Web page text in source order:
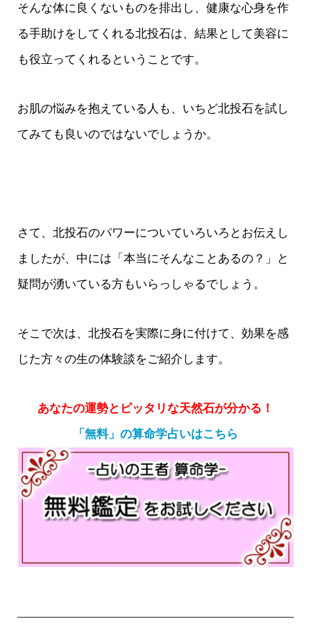
そんな体に良くないものを排出し、健康な心身を作
る手助けをしてくれる北投石は、結果として美容に
も役立ってくれるということです。
お肌の悩みを抱えている人も、いちど北投石を試し
てみても良いのではないでしょうか。
さて、北投石のパワーについていろいろとお伝えし
ましたが、中には「本当にそんなことあるの？」と
疑問が湧いている方もいらっしゃるでしょう。
そこで次は、北投石を実際に身に付けて、効果を感
じた方々の生の体験談をご紹介します。
あなたの運勢とピッタリな天然石が分かる！
「無料」の算命学占いはこちら